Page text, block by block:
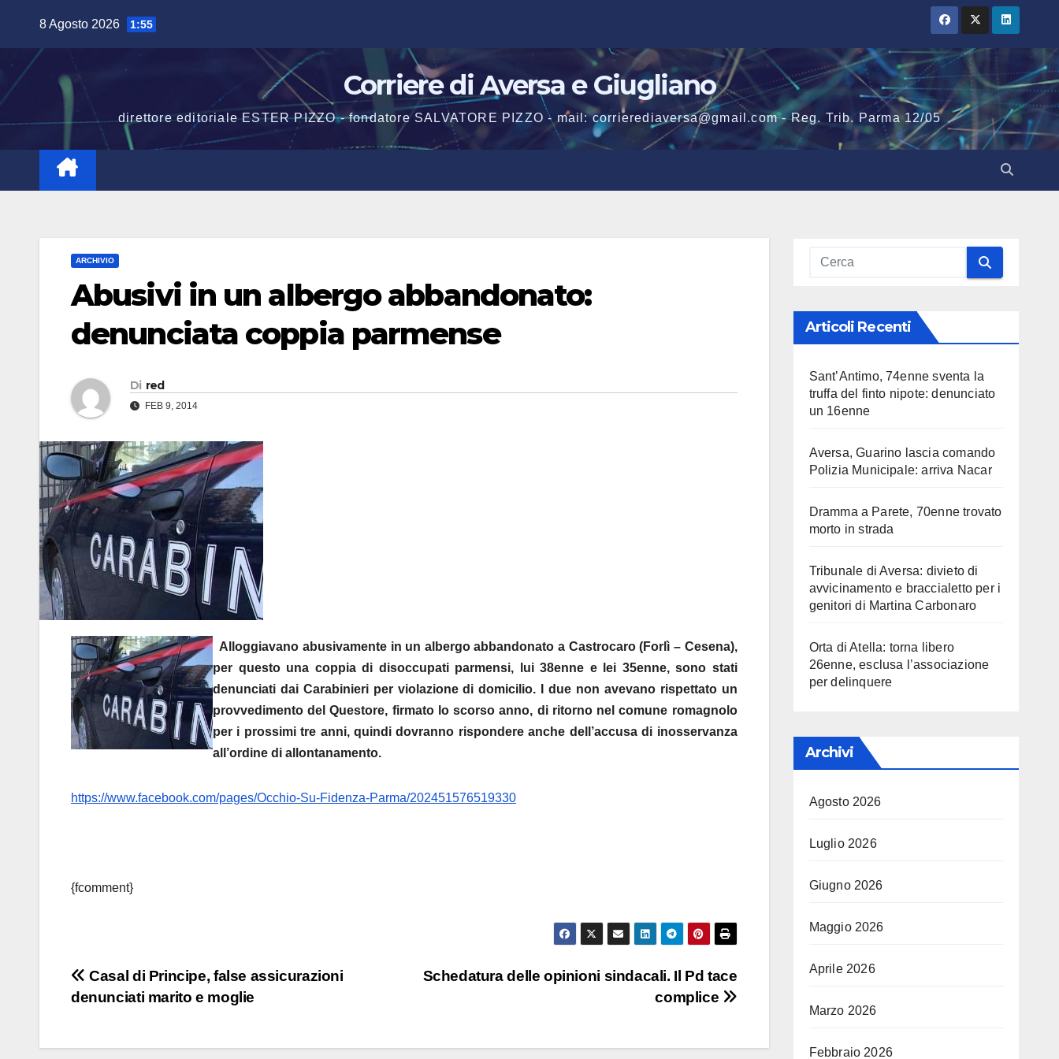
contenuto
8 Agosto 2026 1:55
Corriere di Aversa e Giugliano
direttore editoriale ESTER PIZZO - fondatore SALVATORE PIZZO - mail: corrierediaversa@gmail.com - Reg. Trib. Parma 12/05
ARCHIVIO
Abusivi in un albergo abbandonato:
denunciata coppia parmense
Di red
FEB 9, 2014
Alloggiavano abusivamente in un albergo abbandonato a Castrocaro (Forlì – Cesena),
per questo una coppia di disoccupati parmensi, lui 38enne e lei 35enne, sono stati
denunciati dai Carabinieri per violazione di domicilio. I due non avevano rispettato un
provvedimento del Questore, firmato lo scorso anno, di ritorno nel comune romagnolo
per i prossimi tre anni, quindi dovranno rispondere anche dell’accusa di inosservanza
all’ordine di allontanamento.
https://www.facebook.com/pages/Occhio-Su-Fidenza-Parma/202451576519330
{fcomment}
Navigazione
Schedatura delle opinioni sindacali. Il Pd tace
complice
Casal di Principe, false assicurazioni
denunciati marito e moglie
Articoli Recenti
Sant’Antimo, 74enne sventa la
truffa del finto nipote: denunciato
un 16enne
Aversa, Guarino lascia comando
Polizia Municipale: arriva Nacar
Dramma a Parete, 70enne trovato
morto in strada
Tribunale di Aversa: divieto di
avvicinamento e braccialetto per i
genitori di Martina Carbonaro
Orta di Atella: torna libero
26enne, esclusa l’associazione
per delinquere
Archivi
Agosto 2026
Luglio 2026
Giugno 2026
Maggio 2026
Aprile 2026
Marzo 2026
Febbraio 2026